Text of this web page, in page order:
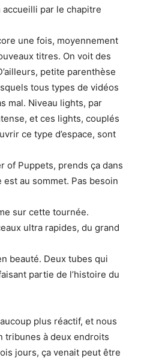
par le chapitre
une fois, moyennement
titres. On voit des
petite parenthèse
tous types de vidéos
mal. Niveau lights, par
et ces lights, couplés
ce type d’espace, sont
of Puppets, prends ça dans
au sommet. Pas besoin
sur cette tournée.
ultra rapides, du grand
beauté. Deux tubes qui
partie de l’histoire du
plus réactif, et nous
tribunes à deux endroits
jours, ça venait peut être